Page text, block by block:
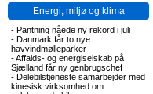
Energi, miljø og klima
- Pantning nåede ny rekord i juli
- Danmark får to nye
havvindmølleparker
-Affalds- og energiselskab på
Sjælland får ny genbrugschef
- Delebilstjeneste samarbejder med
kinesisk virksomhed om